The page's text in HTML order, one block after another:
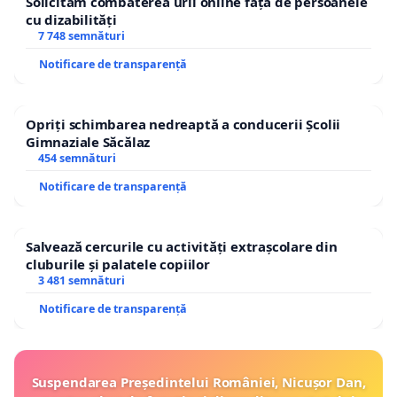
cu dizabilități
7 748 semnături
Notificare de transparență
Opriți schimbarea nedreaptă a conducerii Școlii
Gimnaziale Săcălaz
454 semnături
Notificare de transparență
Salvează cercurile cu activități extrașcolare din
cluburile și palatele copiilor
3 481 semnături
Notificare de transparență
Suspendarea Președintelui României, Nicușor Dan,